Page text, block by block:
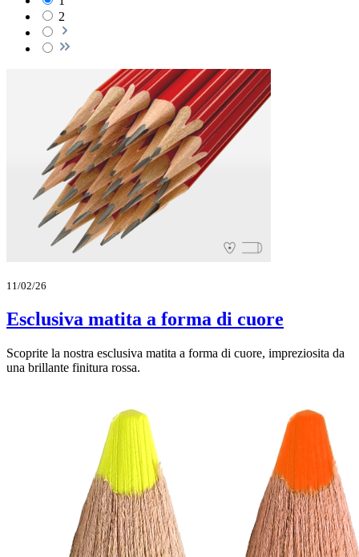
2
11/02/26
Esclusiva matita a forma di cuore
Scoprite la nostra esclusiva matita a forma di cuore, impreziosita da
una brillante finitura rossa.